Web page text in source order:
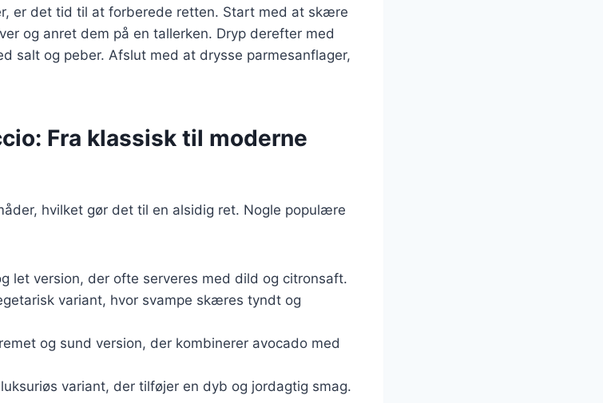
er det tid til at forberede retten. Start med at skære
og anret dem på en tallerken. Dryp derefter med
salt og peber. Afslut med at drysse parmesanflager,
Fra klassisk til moderne
hvilket gør det til en alsidig ret. Nogle populære
let version, der ofte serveres med dild og citronsaft.
variant, hvor svampe skæres tyndt og
og sund version, der kombinerer avocado med
luksuriøs variant, der tilføjer en dyb og jordagtig smag.